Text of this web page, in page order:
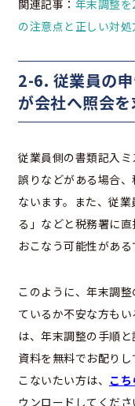
関連記事： 年末調整
の注意点と正しい対
2-6. 従業員の
が会社へ照会
従業員側の書類記入
誤りなどがある場合
ないます。また、従
る」などと税務署に
おこなう可能性がある
このように、年末調
ているか不安な方も
は、年末調整の手順
資料を無料でお配り
こないたい方は、 こ
ウンロードしてくださ